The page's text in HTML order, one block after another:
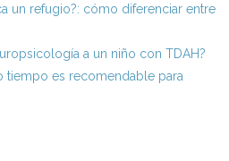
un refugio?: cómo diferenciar entre
a un niño con TDAH?
tiempo es recomendable para